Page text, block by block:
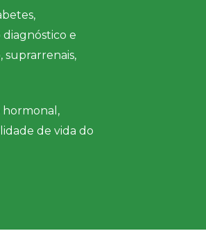
e
suprarrenais,
hormonal,
de vida do